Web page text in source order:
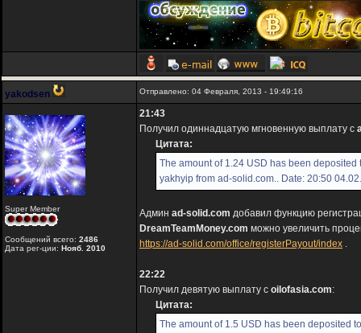
yakodsen Отправлено: 04 Февраля, 2013 - 19:49:16
Super Member
Сообщений всего: 2486
Дата рег-ции: Нояб. 2010
21:43
Получил одиннадцатую мгновенную выплату с
Цитата:
The amount of 1.24 USD has been
yakhyip from ad-solid.com.. Date: 20:50
Админ ad-solid.com добавил функцию
DreamTeamMoney.com можно увеличить
https://ad-solid.com/office/registerPayout/index .
22:22
Получил девятую выплату с oilofasia.com:
Цитата:
The amount of 1.5 USD has been deposited